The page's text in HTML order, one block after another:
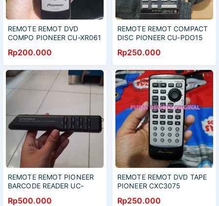
REMOTE REMOT DVD
COMPO PIONEER CU-XR061
Rp200.000
REMOTE REMOT COMPACT
DISC PIONEER CU-PDO15
Rp250.000
REMOTE REMOT PIONEER
BARCODE READER UC-
Rp500.000
REMOTE REMOT DVD TAPE
PIONEER CXC3075
Rp250.000